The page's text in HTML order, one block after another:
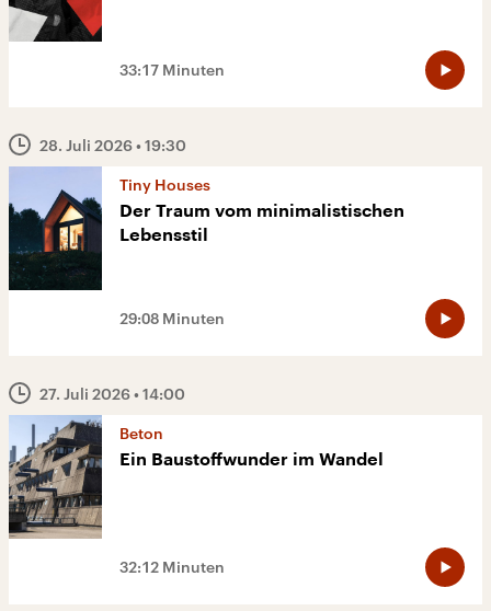
33:17 Minuten
28. Juli 2026• 19:30
Tiny Houses
Der Traum vom minimalistischen
Lebensstil
29:08 Minuten
27. Juli 2026• 14:00
Beton
Ein Baustoffwunder im Wandel
32:12 Minuten